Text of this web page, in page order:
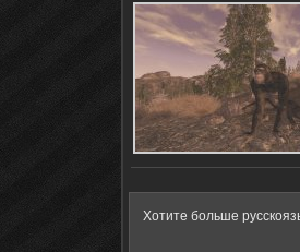
Хотите больше